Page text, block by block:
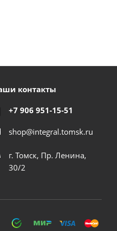
контакты
+7 906 951-15-51
shop@integral.tomsk.ru
г. Томск, Пр. Ленина,
30/2